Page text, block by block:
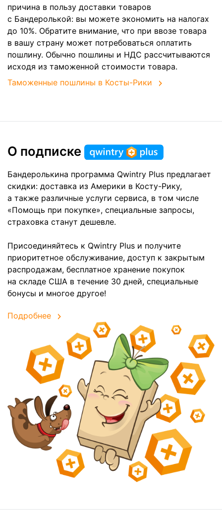
причина в пользу доставки товаров
с Бандеролькой: вы можете экономить на налогах
до 10%. Обратите внимание, что при ввозе товара
в вашу страну может потребоваться оплатить
пошлину. Обычно пошлины и НДС рассчитываются
исходя из таможенной стоимости товара.
Таможенные пошлины в Косты-Рики
О подписке
Бандеролькина программа Qwintry Plus предлагает
скидки: доставка из Америки в Косту-Рику,
а также различные услуги сервиса, в том числе
«Помощь при покупке», специальные запросы,
страховка станут дешевле.
Присоединяйтесь к Qwintry Plus и получите
приоритетное обслуживание, доступ к закрытым
распродажам, бесплатное хранение покупок
на складе США в течение 30 дней, специальные
бонусы и многое другое!
Подробнее